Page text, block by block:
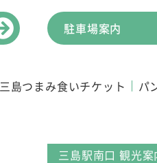
駐車場案内
三島つまみ食いチケット パ
三島駅南口 観光案